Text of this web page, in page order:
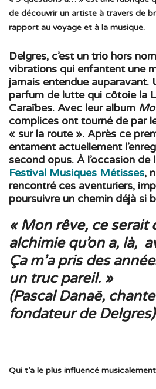
de découvrir un artiste à travers de
rapport au voyage et à la musique.
Delgres, c’est un trio hors
vibrations qui enfantent une
jamais entendue auparavant.
parfum de lutte qui côtoie la
Caraïbes. Avec leur album
complices ont tourné de par
« sur la route ». Après ce
entament actuellement
second opus. À l’occasion de
Festival Musiques Métisses,
rencontré ces aventuriers,
poursuivre un chemin déjà si
« Mon rêve, ce serait
alchimie qu’on a, là,
Ça m’a pris des
un truc pareil. »
(Pascal Danaë,
fondateur de Delgres)
Qui t’a le plus influencé